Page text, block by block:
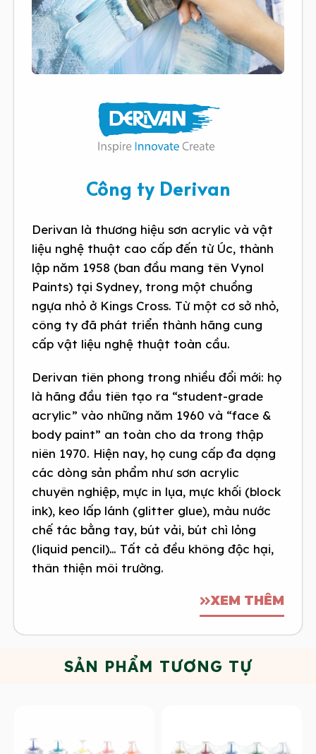
Công ty Derivan
Derivan là thương hiệu sơn acrylic và vật
liệu nghệ thuật cao cấp đến từ Úc, thành
lập năm 1958 (ban đầu mang tên Vynol
Paints) tại Sydney, trong một chuồng
ngựa nhỏ ở Kings Cross. Từ một cơ sở nhỏ,
công ty đã phát triển thành hãng cung
cấp vật liệu nghệ thuật toàn cầu.
Derivan tiên phong trong nhiều đổi mới: họ
là hãng đầu tiên tạo ra “student-grade
acrylic” vào những năm 1960 và “face &
body paint” an toàn cho da trong thập
niên 1970. Hiện nay, họ cung cấp đa dạng
các dòng sản phẩm như sơn acrylic
chuyên nghiệp, mực in lụa, mực khối (block
ink), keo lấp lánh (glitter glue), màu nước
chế tác bằng tay, bút vải, bút chì lỏng
(liquid pencil)… Tất cả đều không độc hại,
thân thiện môi trường.
XEM THÊM
SẢN PHẨM TƯƠNG TỰ